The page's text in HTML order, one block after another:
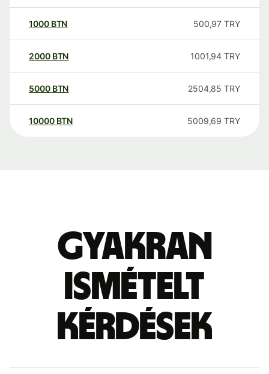
1000 BTN 500,97 TRY
2000 BTN 1001,94 TRY
5000 BTN 2504,85 TRY
10000 BTN 5009,69 TRY
Gyakran
ismételt
kérdések